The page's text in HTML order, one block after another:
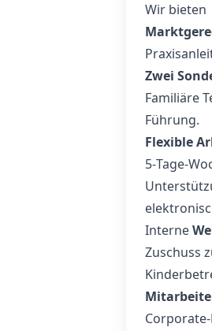
Wir bieten
Zwei
Familiäre
Führung.
Flexible
Interne
Zuschuss